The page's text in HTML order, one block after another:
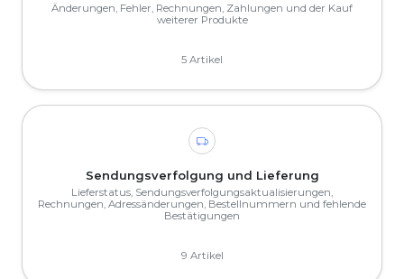
Änderungen, Fehler, Rechnungen, Zahlungen und der Kauf
weiterer Produkte
5 Artikel
Sendungsverfolgung und Lieferung
Lieferstatus, Sendungsverfolgungsaktualisierungen,
Rechnungen, Adressänderungen, Bestellnummern und fehlende
Bestätigungen
9 Artikel